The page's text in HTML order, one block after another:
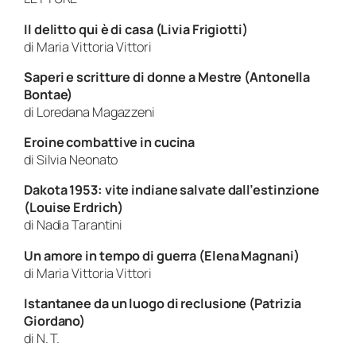
Il delitto qui è di casa (Livia Frigiotti)
di Maria Vittoria Vittori
Saperi e scritture di donne a Mestre (Antonella
Bontae)
di Loredana Magazzeni
Eroine combattive in cucina
di Silvia Neonato
Dakota 1953: vite indiane salvate dall’estinzione
(Louise Erdrich)
di Nadia Tarantini
Un amore in tempo di guerra (Elena Magnani)
di Maria Vittoria Vittori
Istantanee da un luogo di reclusione (Patrizia
Giordano)
di N. T.